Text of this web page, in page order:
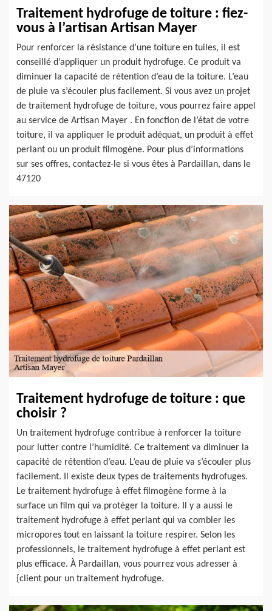
Traitement hydrofuge de toiture : fiez-
vous à l’artisan Artisan Mayer
Pour renforcer la résistance d’une toiture en tuiles, il est
conseillé d’appliquer un produit hydrofuge. Ce produit va
diminuer la capacité de rétention d’eau de la toiture. L’eau
de pluie va s’écouler plus facilement. Si vous avez un projet
de traitement hydrofuge de toiture, vous pourrez faire appel
au service de Artisan Mayer . En fonction de l’état de votre
toiture, il va appliquer le produit adéquat, un produit à effet
perlant ou un produit filmogène. Pour plus d’informations
sur ses offres, contactez-le si vous êtes à Pardaillan, dans le
47120
Traitement hydrofuge de toiture : que
choisir ?
Un traitement hydrofuge contribue à renforcer la toiture
pour lutter contre l’humidité. Ce traitement va diminuer la
capacité de rétention d’eau. L’eau de pluie va s’écouler plus
facilement. Il existe deux types de traitements hydrofuges.
Le traitement hydrofuge à effet filmogène forme à la
surface un film qui va protéger la toiture. Il y a aussi le
traitement hydrofuge à effet perlant qui va combler les
micropores tout en laissant la toiture respirer. Selon les
professionnels, le traitement hydrofuge à effet perlant est
plus efficace. À Pardaillan, vous pourrez vous adresser à
{client pour un traitement hydrofuge.